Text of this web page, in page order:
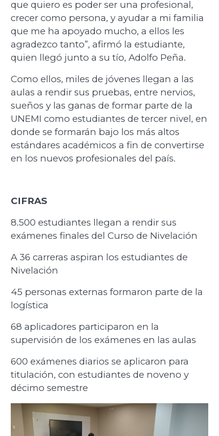
que quiero es poder ser una profesional,
crecer como persona, y ayudar a mi familia
que me ha apoyado mucho, a ellos les
agradezco tanto”, afirmó la estudiante,
quien llegó junto a su tío, Adolfo Peña.
Como ellos, miles de jóvenes llegan a las
aulas a rendir sus pruebas, entre nervios,
sueños y las ganas de formar parte de la
UNEMI como estudiantes de tercer nivel, en
donde se formarán bajo los más altos
estándares académicos a fin de convertirse
en los nuevos profesionales del país.
CIFRAS
8.500 estudiantes llegan a rendir sus
exámenes finales del Curso de Nivelación
A 36 carreras aspiran los estudiantes de
Nivelación
45 personas externas formaron parte de la
logística
68 aplicadores participaron en la
supervisión de los exámenes en las aulas
600 exámenes diarios se aplicaron para
titulación, con estudiantes de noveno y
décimo semestre